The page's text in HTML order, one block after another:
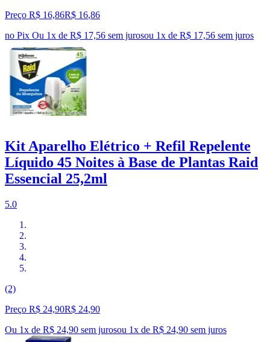
Preço R$ 16,86R$ 16,86
no Pix Ou 1x de R$ 17,56 sem jurosou 1x de R$ 17,56 sem juros
Kit Aparelho Elétrico + Refil Repelente
Líquido 45 Noites à Base de Plantas Raid
Essencial 25,2ml
5.0
(2)
Preço R$ 24,90R$ 24,90
Ou 1x de R$ 24,90 sem jurosou 1x de R$ 24,90 sem juros